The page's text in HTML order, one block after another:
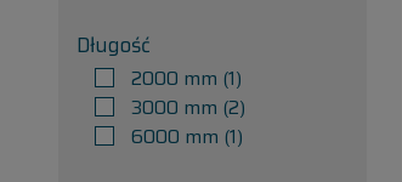
Długość
2000 mm (1)
3000 mm (2)
6000 mm (1)